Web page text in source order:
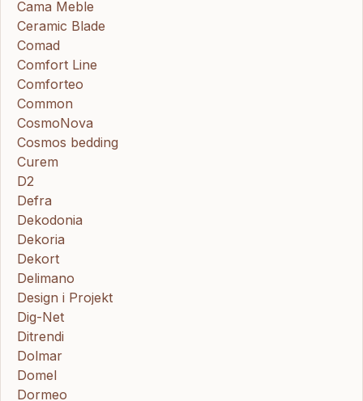
Cama Meble
Ceramic Blade
Comad
Comfort Line
Comforteo
Common
CosmoNova
Cosmos bedding
Curem
D2
Defra
Dekodonia
Dekoria
Dekort
Delimano
Design i Projekt
Dig-Net
Ditrendi
Dolmar
Domel
Dormeo